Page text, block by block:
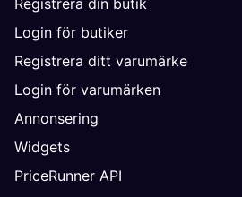
Login för butiker
Registrera ditt varumärke
Login för varumärken
Annonsering
Widgets
PriceRunner API